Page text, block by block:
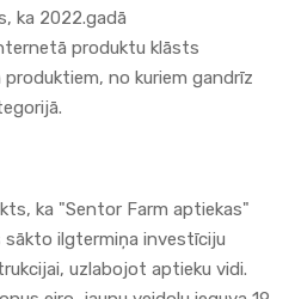
ka 2022.gadā
produktu klāsts
no kuriem gandrīz
ka "Sentor Farm aptiekas"
sākto ilgtermiņa investīciju
uzlabojot aptieku vidi.